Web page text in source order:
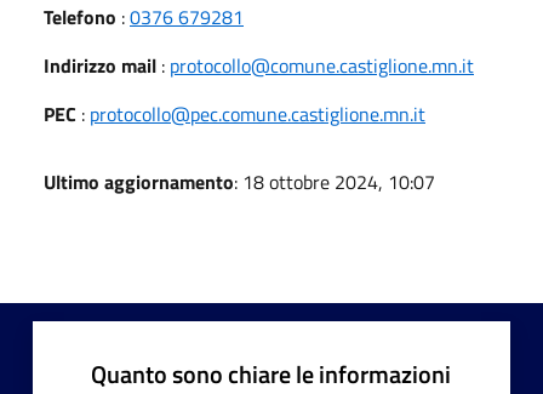
Telefono :0376 679281
Indirizzo mail : protocollo@comune.castiglione.mn.it
PEC : protocollo@pec.comune.castiglione.mn.it
Ultimo aggiornamento: 18 ottobre 2024, 10:07
Quanto sono chiare le informazioni